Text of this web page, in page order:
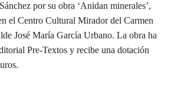
por su obra ‘Anidan minerales’,
el Centro Cultural Mirador del Carmen
José María García Urbano. La obra ha
Pre-Textos y recibe una dotación